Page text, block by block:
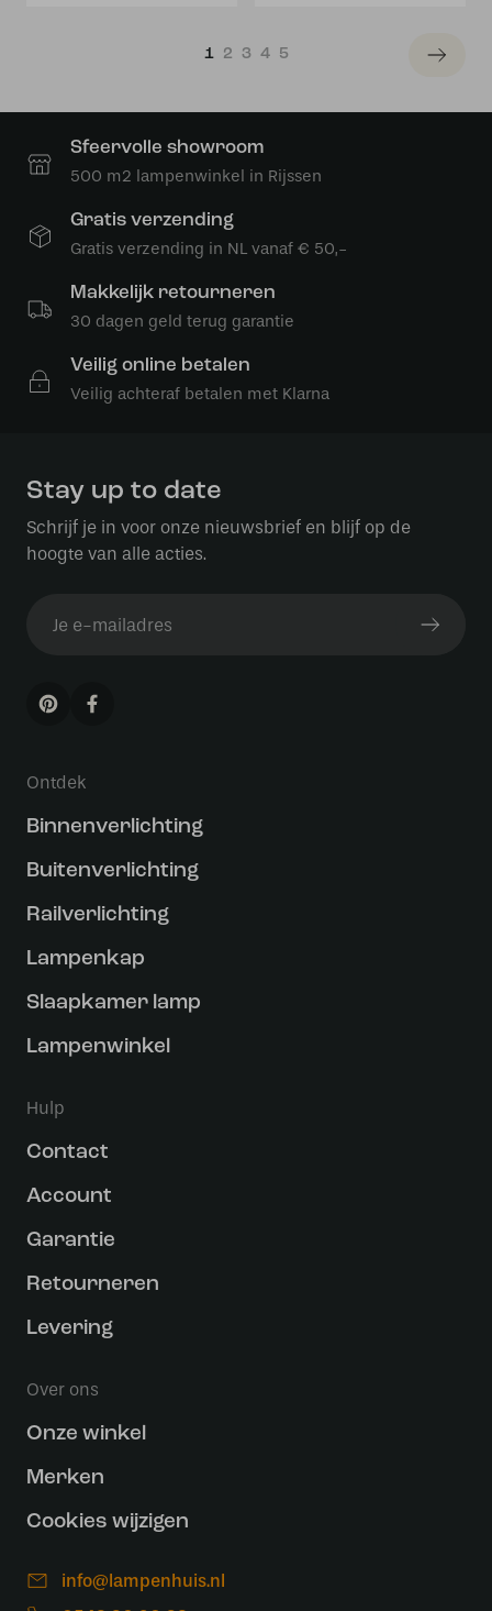
1 2 3 4 5
Sfeervolle showroom
500 m2 lampenwinkel in Rijssen
Gratis verzending
Gratis verzending in NL vanaf € 50,-
Makkelijk retourneren
30 dagen geld terug garantie
Veilig online betalen
Veilig achteraf betalen met Klarna
Stay up to date
Schrijf je in voor onze nieuwsbrief en blijf op de
hoogte van alle acties.
Ontdek
Binnenverlichting
Buitenverlichting
Railverlichting
Lampenkap
Slaapkamer lamp
Lampenwinkel
Hulp
Contact
Account
Garantie
Retourneren
Levering
Over ons
Onze winkel
Merken
Cookies wijzigen
info@lampenhuis.nl